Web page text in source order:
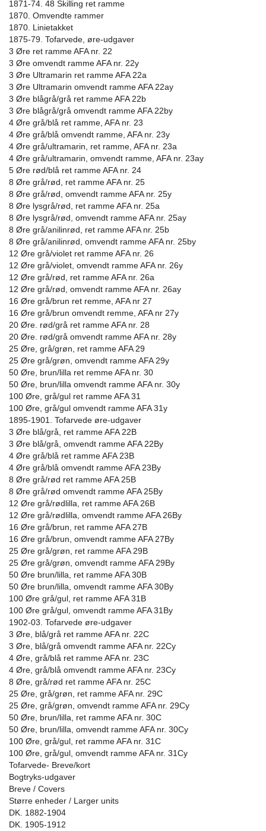
1871-74. 48 Skilling ret ramme
1870. Omvendte rammer
1870. Linietakket
1875-79. Tofarvede, øre-udgaver
3 Øre ret ramme AFA nr. 22
3 Øre omvendt ramme AFA nr. 22y
3 Øre Ultramarin ret ramme AFA 22a
3 Øre Ultramarin omvendt ramme AFA 22ay
3 Øre blågrå/grå ret ramme AFA 22b
3 Øre blågrå/grå omvendt ramme AFA 22by
4 Øre grå/blå ret ramme, AFA nr. 23
4 Øre grå/blå omvendt ramme, AFA nr. 23y
4 Øre grå/ultramarin, ret ramme, AFA nr. 23a
4 Øre grå/ultramarin, omvendt ramme, AFA nr. 23ay
5 Øre rød/blå ret ramme AFA nr. 24
8 Øre grå/rød, ret ramme AFA nr. 25
8 Øre grå/rød, omvendt ramme AFA nr. 25y
8 Øre lysgrå/rød, ret ramme AFA nr. 25a
8 Øre lysgrå/rød, omvendt ramme AFA nr. 25ay
8 Øre grå/anilinrød, ret ramme AFA nr. 25b
8 Øre grå/anilinrød, omvendt ramme AFA nr. 25by
12 Øre grå/violet ret ramme AFA nr. 26
12 Øre grå/violet, omvendt ramme AFA nr. 26y
12 Øre grå/rød, ret ramme AFA nr. 26a
12 Øre grå/rød, omvendt ramme AFA nr. 26ay
16 Øre grå/brun ret remme, AFA nr 27
16 Øre grå/brun omvendt remme, AFA nr 27y
20 Øre. rød/grå ret ramme AFA nr. 28
20 Øre. rød/grå omvendt ramme AFA nr. 28y
25 Øre, grå/grøn, ret ramme AFA 29
25 Øre grå/grøn, omvendt ramme AFA 29y
50 Øre, brun/lilla ret remme AFA nr. 30
50 Øre, brun/lilla omvendt ramme AFA nr. 30y
100 Øre, grå/gul ret ramme AFA 31
100 Øre, grå/gul omvendt ramme AFA 31y
1895-1901. Tofarvede øre-udgaver
3 Øre blå/grå, ret ramme AFA 22B
3 Øre blå/grå, omvendt ramme AFA 22By
4 Øre grå/blå ret ramme AFA 23B
4 Øre grå/blå omvendt ramme AFA 23By
8 Øre grå/rød ret ramme AFA 25B
8 Øre grå/rød omvendt ramme AFA 25By
12 Øre grå/rødlilla, ret ramme AFA 26B
12 Øre grå/rødlilla, omvendt ramme AFA 26By
16 Øre grå/brun, ret ramme AFA 27B
16 Øre grå/brun, omvendt ramme AFA 27By
25 Øre grå/grøn, ret ramme AFA 29B
25 Øre grå/grøn, omvendt ramme AFA 29By
50 Øre brun/lilla, ret ramme AFA 30B
50 Øre brun/lilla, omvendt ramme AFA 30By
100 Øre grå/gul, ret ramme AFA 31B
100 Øre grå/gul, omvendt ramme AFA 31By
1902-03. Tofarvede øre-udgaver
3 Øre, blå/grå ret ramme AFA nr. 22C
3 Øre, blå/grå omvendt ramme AFA nr. 22Cy
4 Øre, grå/blå ret ramme AFA nr. 23C
4 Øre, grå/blå omvendt ramme AFA nr. 23Cy
8 Øre, grå/rød ret ramme AFA nr. 25C
25 Øre, grå/grøn, ret ramme AFA nr. 29C
25 Øre, grå/grøn, omvendt ramme AFA nr. 29Cy
50 Øre, brun/lilla, ret ramme AFA nr. 30C
50 Øre, brun/lilla, omvendt ramme AFA nr. 30Cy
100 Øre, grå/gul, ret ramme AFA nr. 31C
100 Øre, grå/gul, omvendt ramme AFA nr. 31Cy
Tofarvede- Breve/kort
Bogtryks-udgaver
Breve / Covers
Større enheder / Larger units
DK. 1882-1904
DK. 1905-1912